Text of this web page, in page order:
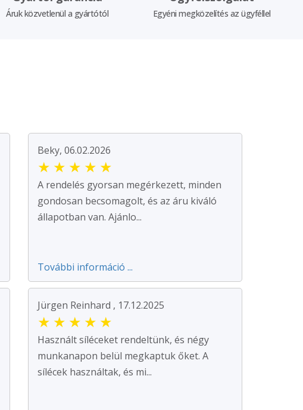
Áruk közvetlenül a gyártótól Egyéni megközelítés az ügyféllel
Beky, 06.02.2026
★ ★ ★ ★ ★
A rendelés gyorsan megérkezett, minden
gondosan becsomagolt, és az áru kiváló
állapotban van. Ajánlo...
További információ ...
Jürgen Reinhard , 17.12.2025
★ ★ ★ ★ ★
Használt síléceket rendeltünk, és négy
munkanapon belül megkaptuk őket. A
sílécek használtak, és mi...